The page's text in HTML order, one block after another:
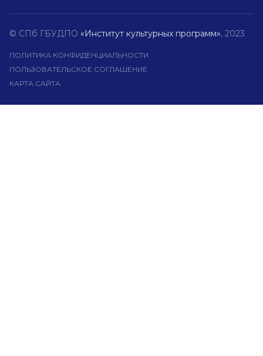
© СПб ГБУДПО «Институт культурных программ», 2023
ПОЛИТИКА КОНФИДЕНЦИАЛЬНОСТИ
ПОЛЬЗОВАТЕЛЬСКОЕ СОГЛАШЕНИЕ
КАРТА САЙТА